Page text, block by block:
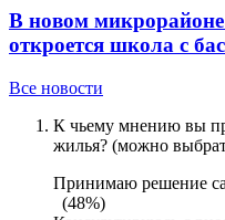
В новом
откроется школа с
Все новости
К чьему мнению вы
жилья? (можно
Принимаю решение
(48%)